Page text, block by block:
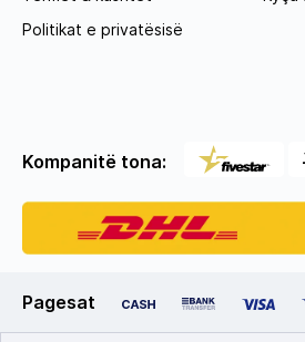
Politikat e privatësisë
Kompanitë tona:
Pagesat